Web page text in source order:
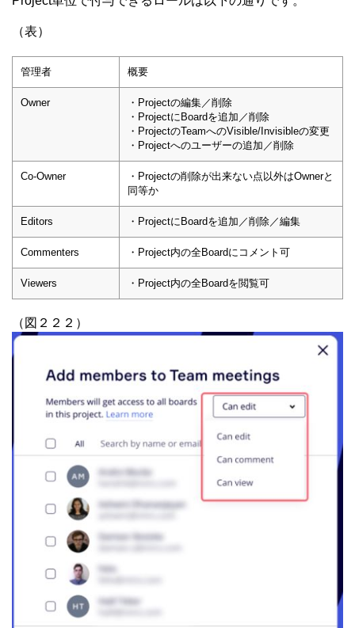
（表）
管理者 概要
Owner
・Projectの編集／削除
・ProjectにBoardを追加／削除
・ProjectのTeamへのVisible/Invisibleの変更
・Projectへのユーザーの追加／削除
Co-Owner
・Projectの削除が出来ない点以外はOwnerと
同等か
Editors ・ProjectにBoardを追加／削除／編集
Commenters ・Project内の全Boardにコメント可
Viewers ・Project内の全Boardを閲覧可
（図２２２）